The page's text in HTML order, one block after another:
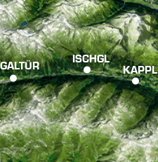
GALTÜR ISCHGL
KAPPL